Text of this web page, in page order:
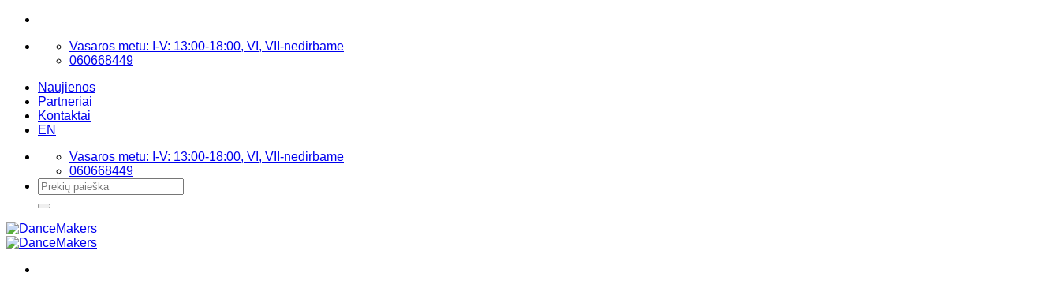
Skip
content
Vasaros metu: I-V: 13:00-18:00, VI, VII-nedirbame
060668449
Naujienos
Partneriai
Kontaktai
EN
Vasaros metu: I-V: 13:00-18:00, VI, VII-nedirbame
060668449
Ieškoti: